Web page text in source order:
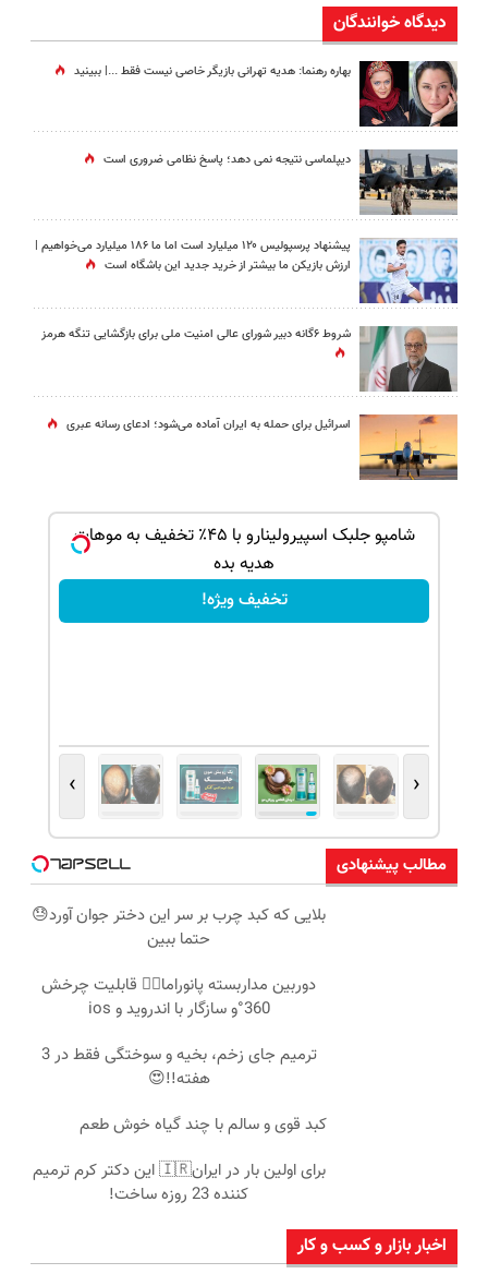
دیدگاه خوانندگان
بهاره رهنما: هدیه تهرانی بازیگر خاصی نیست فقط ...|‌ ببینید
دیپلماسی نتیجه‌ نمی دهد؛ پاسخ نظامی ضروری است
پیشنهاد پرسپولیس ۱۲۰ میلیارد است اما ما ۱۸۶ میلیارد می‌خواهیم |
ارزش بازیکن ما بیشتر از خرید جدید این باشگاه است
شروط ۶گانه دبیر شورای عالی امنیت ملی برای بازگشایی تنگه هرمز
اسرائیل برای حمله به ایران آماده می‌شود؛ ادعای رسانه عبری
شامپو جلبک اسپیرولینارو با ۴۵٪ تخفیف به موهات
هدیه بده
تخفیف ویژه!
‹
›
مطالب پیشنهادی
بلایی که کبد چرب بر سر این دختر جوان آورد😓
حتما ببین
دوربین مداربسته پانوراما👈🏻 قابلیت چرخش
360°و سازگار با اندروید و ios
ترمیم جای زخم، بخیه و سوختگی فقط در 3
هفته!!😍
کبد قوی و سالم با چند گیاه خوش طعم
برای اولین بار در ایران🇮🇷 این دکتر کرم ترمیم
کننده 23 روزه ساخت!
اخبار بازار و کسب و کار